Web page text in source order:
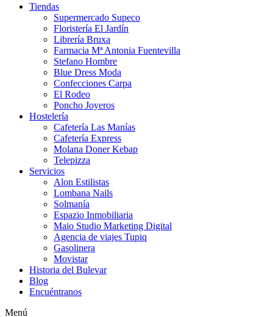
Tiendas
Supermercado Supeco
Floristería El Jardín
Librería Bruxa
Farmacia Mª Antonia Fuentevilla
Stefano Hombre
Blue Dress Moda
Confecciones Carpa
El Rodeo
Poncho Joyeros
Hostelería
Cafetería Las Manías
Cafetería Express
Molana Doner Kebap
Telepizza
Servicios
Alon Estilistas
Lombana Nails
Solmanía
Espazio Inmobiliaria
Maio Studio Marketing Digital
Agencia de viajes Tupiq
Gasolinera
Movistar
Historia del Bulevar
Blog
Encuéntranos
Menú